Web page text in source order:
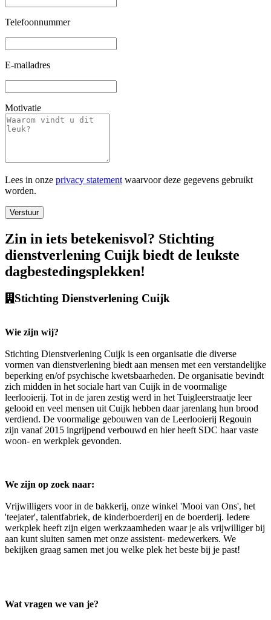
Telefoonnummer
E-mailadres
Motivatie
Lees in onze privacy statement waarvoor deze gegevens gebruikt
worden.
Verstuur
Zin in iets betekenisvol? Stichting
dienstverlening Cuijk biedt de leukste
dagbestedingsplekken!
Stichting Dienstverlening Cuijk
Wie zijn wij?
Stichting Dienstverlening Cuijk is een organisatie die diverse
vormen van dienstverlening biedt aan mensen met een verstandelijke
beperking en/of psychische kwetsbaarheden. De organisatie bevindt
zich midden in het sociale hart van Cuijk in de voormalige
leerlooierij. Tot in de jaren zestig werd in het Tuigleerstraatje leer
gelooid en veel mensen uit Cuijk hebben daar jarenlang hun brood
verdiend. De voormalige gebouwen van de Leerlooierij Regouin
zijn vanaf 2015 ingrijpend verbouwd en hier heeft SDC haar vaste
woon- en werkplek gevonden.
We zijn op zoek naar:
Vrijwilligers voor in de bakkerij, onze winkel 'Mooi van Ons', het
'teejater', talentfabriek, de kinderboerderij en de boerderij. Iedere
werkplek heeft zijn eigen werkzaamheden waar je als vrijwilliger bij
aan kunt sluiten samen met onze assistent- medewerkers. We
bekijken graag samen met jou welke plek het beste bij je past!
Wat vragen we van je?